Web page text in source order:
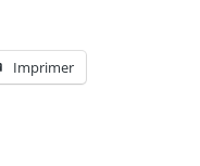
Imprimer